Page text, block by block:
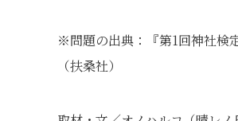
※問題の出典：『第1回神社検
（扶桑社）